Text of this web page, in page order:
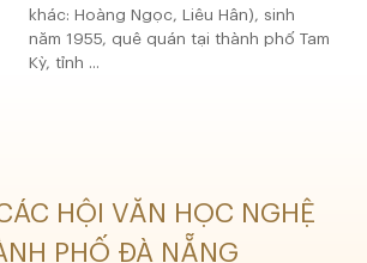
khác: Hoàng Ngọc, Liêu Hân), sinh
năm 1955, quê quán tại thành phố Tam
Kỳ, tỉnh ...
HỘI VĂN HỌC NGHỆ
PHỐ ĐÀ NẴNG